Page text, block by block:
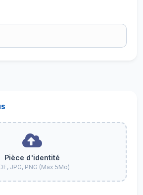
Pièce d'identité
JPG, PNG (Max 5Mo)